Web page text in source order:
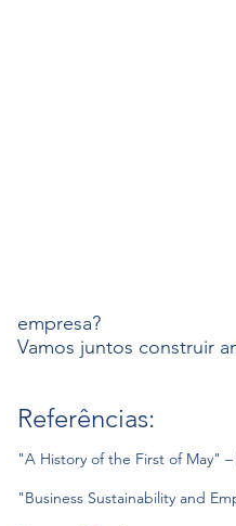
empresa?
Vamos juntos construir
Referências:
"A History of the First of May"
"Business Sustainability and